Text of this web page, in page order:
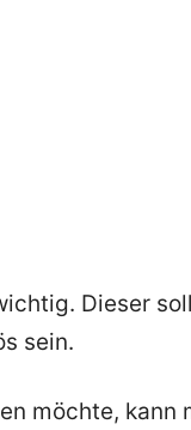
Dieser
sein.
möchte, kann